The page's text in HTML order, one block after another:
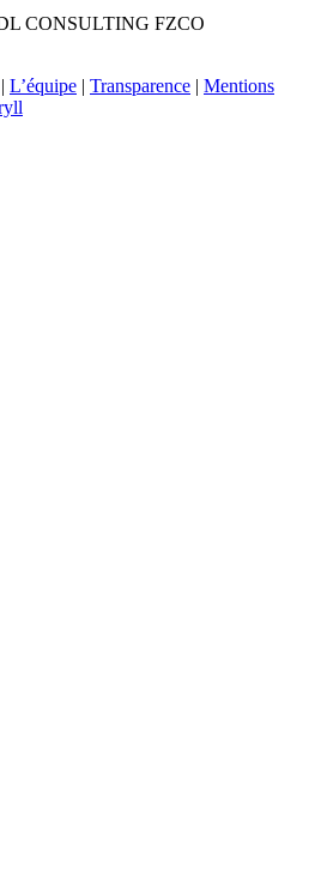
CONSULTING FZCO
L’équipe Transparence
Mentions